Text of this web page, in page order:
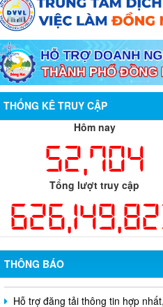
THỐNG KÊ TRUY CẬP
Hôm nay
52,704
Tổng lượt truy cập
THÔNG BÁO
Thông báo về việc tuyển dụng
chức năm 2026
Thông báo tuyển chọn tổ chức và
nhân chủ trì thực hiện nhiệm vụ khoa
dụng ngân sách nhà nước đặt hàng
hiện năm 2026 (đợt 1) lần 3
Kế hoạch Thông tin, tuyên truyền
khai Kế hoạch Khám sức khỏe định
hoặc khám sàng lọc miễn phí ít nhất
năm một lần cho người dân trên
thành phố Đồng Nai
Hỗ trợ đăng tải thông tin hợp
thay đổi địa chỉ trụ sở làm việc